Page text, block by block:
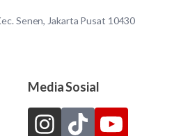
Senen, Jakarta Pusat 10430
Media Sosial